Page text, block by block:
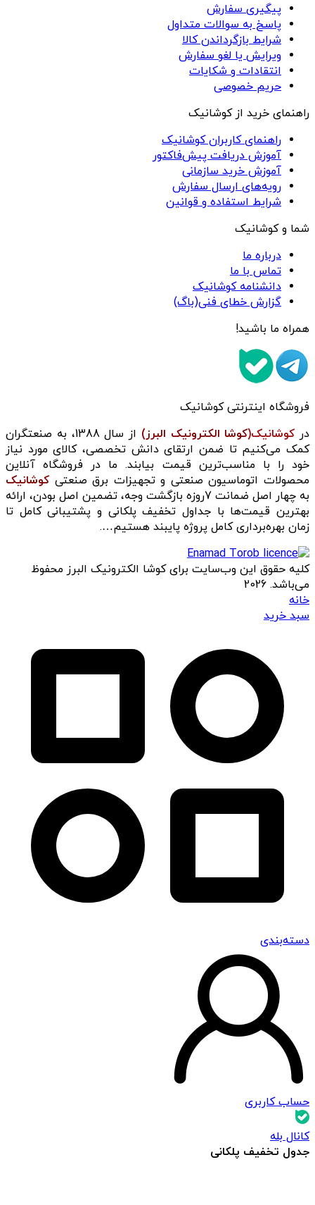
پیگیری سفارش
پاسخ به سوالات متداول
شرایط بازگرداندن کالا
ویرایش یا لغو سفارش
انتقادات و شکایات
حریم خصوصی
راهنمای خرید از کوشانیک
راهنمای کاربران کوشانیک
آموزش دریافت پیش‌فاکتور
آموزش خرید سازمانی
رویه‌های ارسال سفارش
شرایط استفاده و قوانین
شما و کوشانیک
درباره ما
تماس با ما
دانشنامه کوشانیک
گزارش خطای فنی(باگ)
همراه ما باشید!
فروشگاه اینترنتی کوشانیک
در کوشانیک(کوشا الکترونیک البرز)
از سال 1388، به صنعتگران
کمک می‌کنیم تا ضمن ارتقای دانش تخصصی، کالای مورد نیاز
خود را با مناسب‌ترین قیمت بیابند. ما در فروشگاه آنلاین
محصولات اتوماسیون صنعتی و تجهیزات برق صنعتی کوشانیک
به چهار اصل ضمانت 7روزه بازگشت وجه، تضمین اصل بودن، ارائه
بهترین قیمت‌ها با جداول تخفیف پلکانی و پشتیبانی کامل تا
زمان بهره‌برداری کامل پروژه پایبند هستیم….
کلیه حقوق این وب‌سایت برای کوشا الکترونیک البرز محفوظ
می‌باشد. 2026
خانه
سبد خرید
دسته‌بندی
حساب کاربری
کانال بله
جدول تخفیف پلکانی